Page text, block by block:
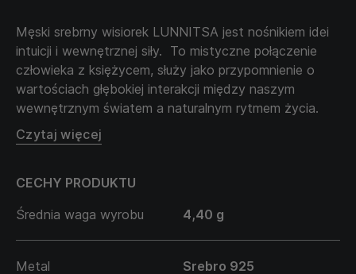
Męski srebrny wisiorek LUNNITSA jest nośnikiem idei
intuicji i wewnętrznej siły. To mistyczne połączenie
człowieka z księżycem, służy jako przypomnienie o
wartościach głębokiej interakcji między naszym
wewnętrznym światem a naturalnym rytmem życia.
Fazy Księżyca prezentują cykliczność i wieczną
zmienność w przyrodzie i życiu człowieka. Te fazy
o czasie aktywności i wypoczynku.
LUNNITSA symbolizuje wewnętrzną siłę i intuicję,
łączy w sobie ważność podświadomości na
wewnętrzne wskazówki. Ten wisiorek to amulet
wzmacniający intuicyjne zrozumienie i połączenie z
Czytaj więcej
CECHY PRODUKTU
Średnia waga wyrobu
4,40 g
Metal Srebro 925